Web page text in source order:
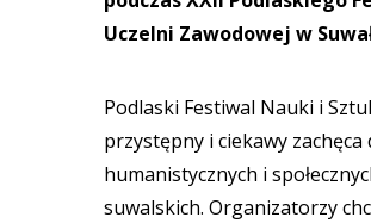
Uczelni Zawodowej w
Podlaski Festiwal Nauki i
przystępny i ciekawy
humanistycznych i
suwalskich. Organizatorzy